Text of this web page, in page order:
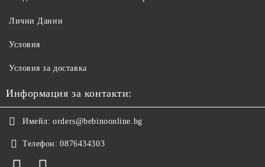
Лични Данни
Условия
Условия за доставка
Информация за контакти:
Имейл: orders@bebinoonline.bg
Телефон: 0876434303